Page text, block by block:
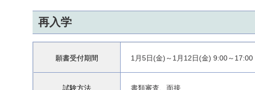
再入学
願書受付期間 1月5日(金)～1月12日(金) 9:00～17:00
試験方法 書類審査、面接